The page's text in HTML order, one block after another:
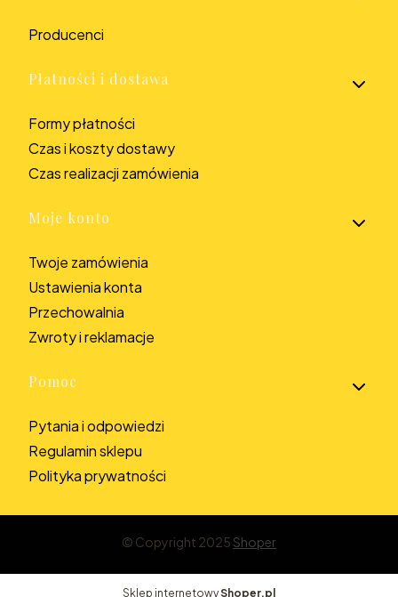
Producenci
Płatności i dostawa
Formy płatności
Czas i koszty dostawy
Czas realizacji zamówienia
Moje konto
Twoje zamówienia
Ustawienia konta
Przechowalnia
Zwroty i reklamacje
Pomoc
Pytania i odpowiedzi
Regulamin sklepu
Polityka prywatności
© Copyright 2025Shoper
Sklep internetowyShoper.pl